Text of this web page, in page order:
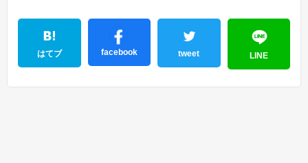
はてブ facebook tweet LINE